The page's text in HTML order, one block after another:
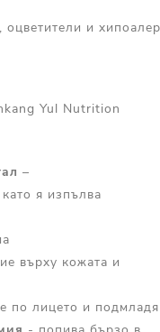
и
Yul Nutrition
–
я изпълва
върху кожата и
по лицето и